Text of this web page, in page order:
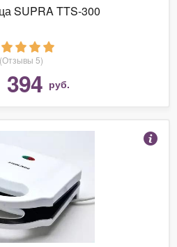
SUPRA TTS-300
(Отзывы 5)
394 руб.